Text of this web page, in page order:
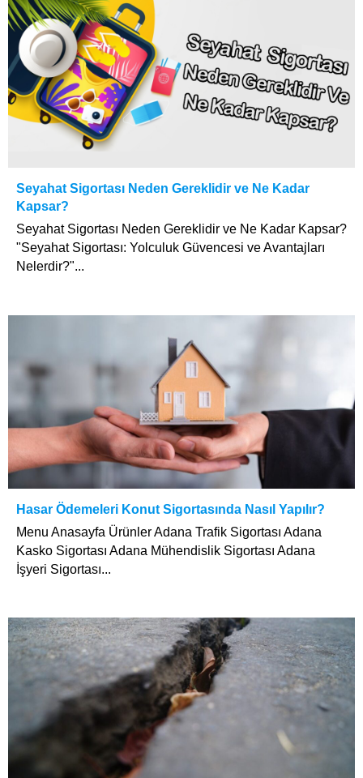
Seyahat Sigortası Neden Gereklidir ve Ne Kadar
Kapsar?
Seyahat Sigortası Neden Gereklidir ve Ne Kadar Kapsar?
"Seyahat Sigortası: Yolculuk Güvencesi ve Avantajları
Nelerdir?"...
Hasar Ödemeleri Konut Sigortasında Nasıl Yapılır?
Menu Anasayfa Ürünler Adana Trafik Sigortası Adana
Kasko Sigortası Adana Mühendislik Sigortası Adana
İşyeri Sigortası...